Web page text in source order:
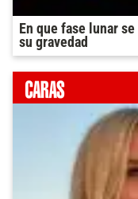
En que fase lunar
su gravedad